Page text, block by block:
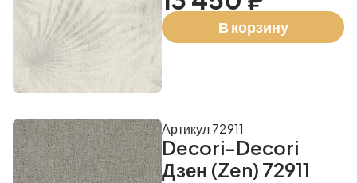
В корзину
Decori-Decori
Дзен (Zen) 72911
Артикул 72911